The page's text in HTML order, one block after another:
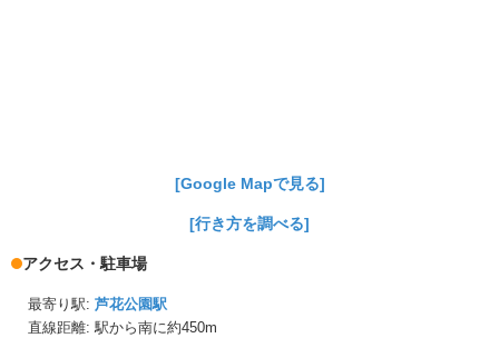
[Google Mapで見る]
[行き方を調べる]
アクセス・駐車場
最寄り駅: 芦花公園駅
直線距離: 駅から南に約450m